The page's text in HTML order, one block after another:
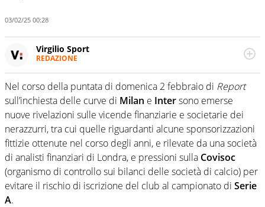
03/02/25 00:28
Virgilio Sport
REDAZIONE
appassionato su tutto il mondo dello sport. Calcio,
calciomercato, F1, Motomondiale ma anche tennis,
volley, basket: su Virgilio Sport i tifosi e gli appassionati
sanno che troveranno sempre copertura completa e
zero faziosità. La squadra di Virgilio Sport è formata da
giornalisti ed esperti di sport abili sia nel gioco di
rimessa quando intercettano le notizie e le rilanciano
verso la rete, sia nella costruzione dal basso quando
creano contenuti 100% originali ed esclusivi.
Nel corso della puntata di domenica 2 febbraio di Report
sull’inchiesta delle curve di Milan e Intersono emerse
nuove rivelazioni sulle vicende finanziarie e societarie dei
nerazzurri, tra cui quelle riguardanti alcune sponsorizzazioni
fittizie ottenute nel corso degli anni, e rilevate da una società
di analisti finanziari di Londra, e pressioni sulla Covisoc
(organismo di controllo sui bilanci delle società di calcio) per
evitare il rischio di iscrizione del club al campionato di Serie
A.